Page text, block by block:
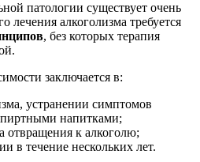
патологии существует очень
лечения алкоголизма требуется
, без которых терапия
заключается в:
устранении симптомов
напитками;
отвращения к алкоголю;
в течение нескольких лет.